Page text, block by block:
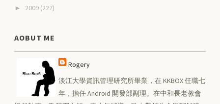
► 2009 (227)
AOBUT ME
Rogery
淡江大學資訊管理研究所畢業，在 KKBOX 任職七
年，擔任 Android 開發部副理。在中和長老教會